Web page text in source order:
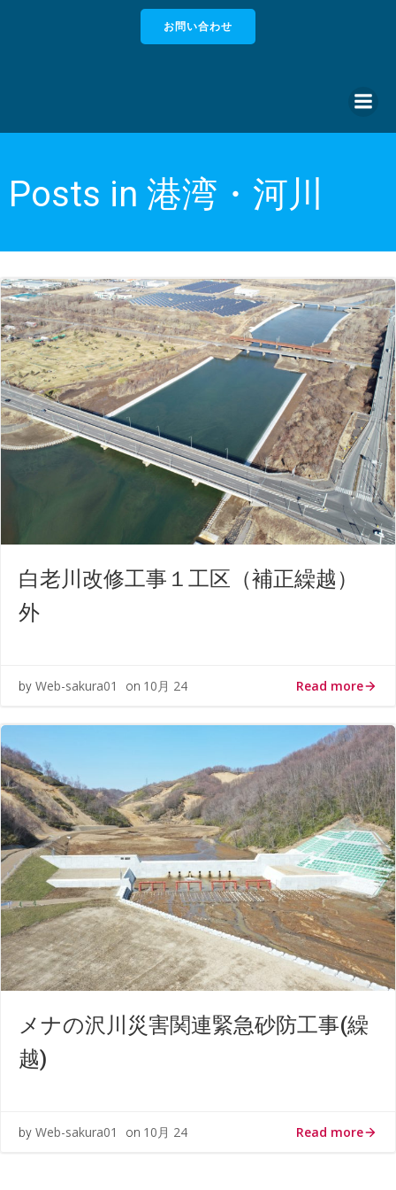
コ
ン
ス
ッ
プ
お問い合わせ
Posts in 港湾・河川
白老川改修工事１工区（補正繰越）
外
by Web-sakura01 on 10月 24 Read more
メナの沢川災害関連緊急砂防工事(繰
越)
by Web-sakura01 on 10月 24 Read more